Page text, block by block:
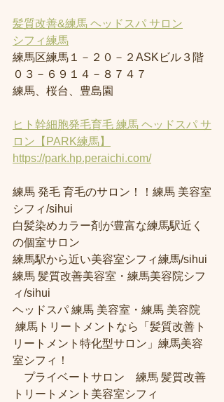
髪質改善&練馬 ヘッドスパ サロン
シフィ練馬
練馬区練馬１－２０－２ASKビル３階
０３－６９１４－８７４７
練馬、桜台、豊島園
ヒト幹細胞発毛育毛 練馬 ヘッドスパ サ
ロン【PARK練馬】
https://park.hp.peraichi.com/
練馬 発毛 育毛のサロン！！練馬 美容室
シフィ/sihui
白髪染めカラー剤が豊富な練馬駅近く
の個室サロン
練馬駅から近い美容室シフィ練馬/sihui
練馬 髪質改善美容室・練馬美容院シフ
ィ/sihui
ヘッドスパ 練馬 美容室・練馬 美容院
練馬トリートメントなら「髪質改善ト
リートメント特化型サロン」練馬美容
室シフィ！
プライベートサロン　練馬 髪質改善
トリートメント美容室シフィ